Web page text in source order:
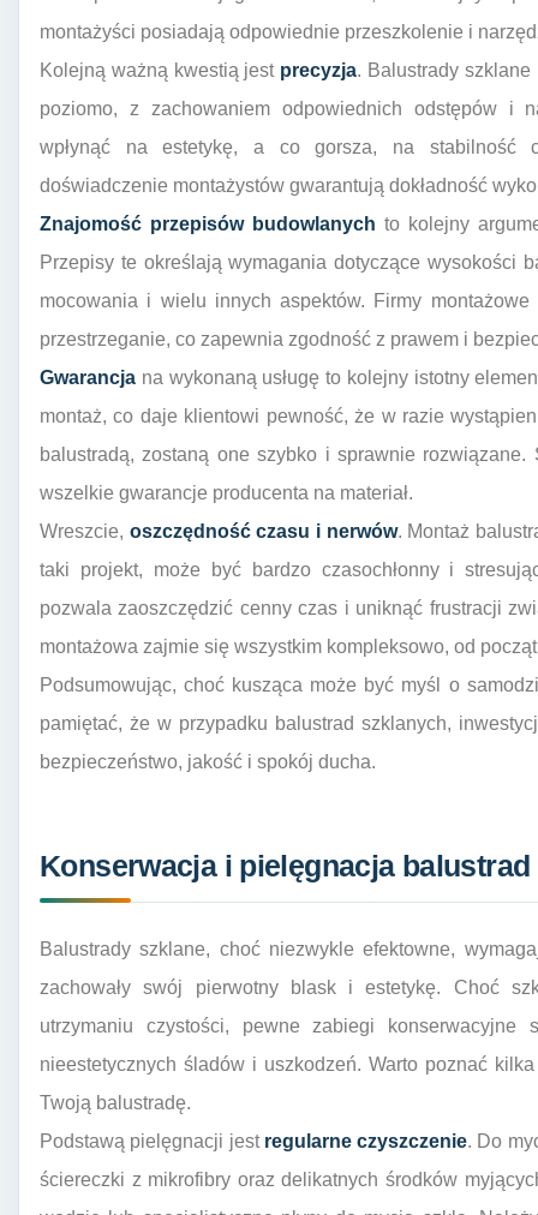
montażyści posiadają odpowiednie przeszkolenie i
Kolejną ważną kwestią jestprecyzja. Balustrady
poziomo, z zachowaniem odpowiednich odstępów i
wpłynąć na estetykę, a co gorsza, na stabilność
doświadczenie montażystów gwarantują dokładność
Znajomość przepisów budowlanych to kolejny
Przepisy te określają wymagania dotyczące wysokości
mocowania i wielu innych aspektów. Firmy
przestrzeganie, co zapewnia zgodność z prawem i
Gwarancja na wykonaną usługę to kolejny istotny
montaż, co daje klientowi pewność, że w razie
balustradą, zostaną one szybko i sprawnie
wszelkie gwarancje producenta na materiał.
Wreszcie, oszczędność czasu i nerwów. Montaż
taki projekt, może być bardzo czasochłonny i
pozwala zaoszczędzić cenny czas i uniknąć frustracji
montażowa zajmie się wszystkim kompleksowo, od
Podsumowując, choć kusząca może być myśl o
pamiętać, że w przypadku balustrad szklanych,
bezpieczeństwo, jakość i spokój ducha.
Konserwacja i pielęgnacja
Balustrady szklane, choć niezwykle efektowne,
zachowały swój pierwotny blask i estetykę. Choć
utrzymaniu czystości, pewne zabiegi konserwacyjne
nieestetycznych śladów i uszkodzeń. Warto poznać
Twoją balustradę.
Podstawą pielęgnacji jestregularne czyszczenie. Do
ściereczki z mikrofibry oraz delikatnych środków